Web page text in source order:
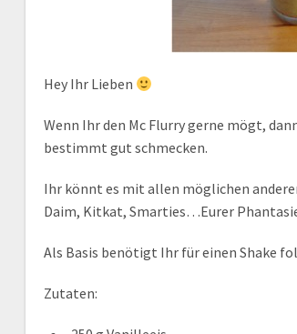
Hey Ihr Lieben
Wenn Ihr den Mc Flurry gerne mögt,
bestimmt gut schmecken.
Ihr könnt es mit allen möglichen
Daim, Kitkat, Smarties…Eurer
Als Basis benötigt Ihr für einen Shake
Zutaten: